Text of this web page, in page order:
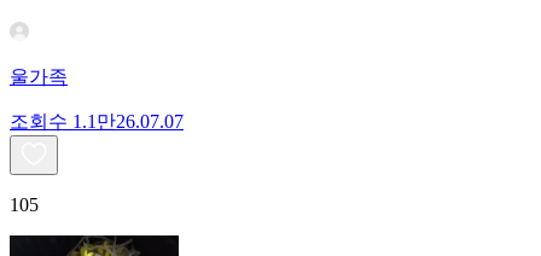
울가족
조회수 1.1만26.07.07
105